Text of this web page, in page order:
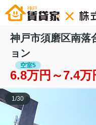
神戸市須磨区南落
ョン
空室5
6.8万円～7.4万
1/30